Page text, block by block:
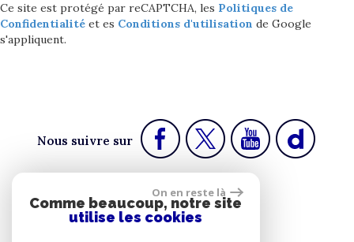
Ce site est protégé par reCAPTCHA, les Politiques de
Confidentialité et es Conditions d'utilisation de Google
s'appliquent.
Nous suivre sur
Espace propriétaire
On en reste là
Comme beaucoup, notre site
utilise les cookies